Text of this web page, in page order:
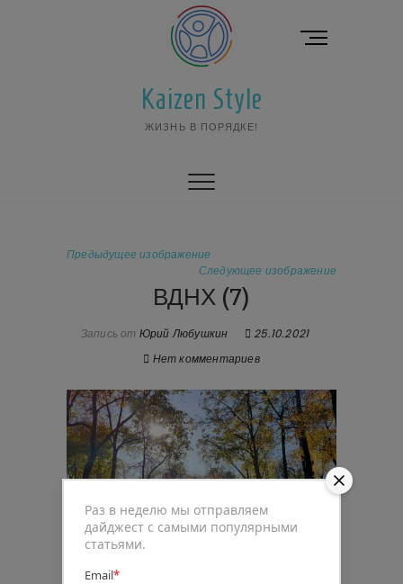
Kaizen Style
ЖИЗНЬ В ПОРЯДКЕ!
К
Предыдущее изображение
Следующее изображение
ВДНХ (7)
Запись от Юрий Любушкин
25.10.2021
Нет комментариев
Раз в неделю мы отправляем
дайджест с самыми популярными
статьями.
Email*